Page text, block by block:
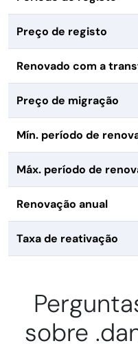
Preço de registo
Renovado com a
Preço de migração
Mín. período de
Máx. período de
Renovação anual
Taxa de reativação
sobre